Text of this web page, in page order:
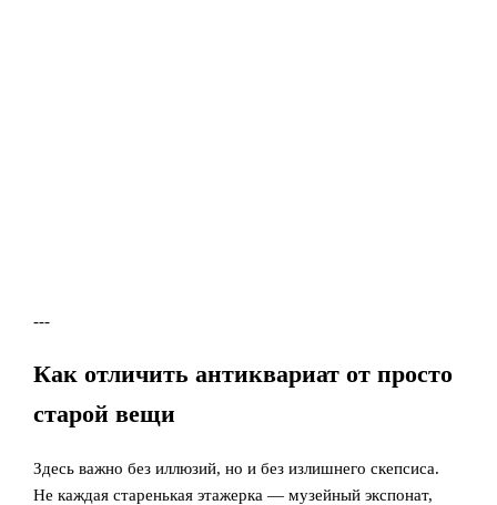
---
Как отличить антиквариат от просто
старой вещи
Здесь важно без иллюзий, но и без излишнего скепсиса.
Не каждая старенькая этажерка — музейный экспонат,